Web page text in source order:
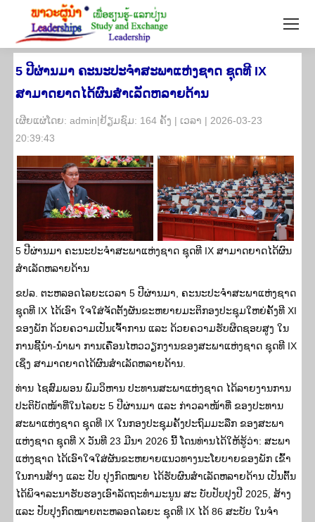
5 ປີຜ່ານມາ ຄະນະປະຈໍາສະພາແຫ່ງຊາດ ຊຸດທີ IX
ສາມາດຍາດໄດ້ຜົນສໍາເລັດຫລາຍດ້ານ
​ເຜີຍ​ແຜ່​ໂດຍ: admin|ຢ້ຽມ​ຊົມ: 164 ຄັ້ງ | ເວ​ລາ | 2026-03-23
20:39:43
5 ປີຜ່ານມາ ຄະນະປະຈໍາສະພາແຫ່ງຊາດ ຊຸດທີ IX ສາມາດຍາດໄດ້ຜົນ
ສໍາເລັດຫລາຍດ້ານ
ຂປລ. ຕະຫລອດໄລຍະເວລາ 5 ປີຜ່ານມາ, ຄະນະປະຈຳສະພາແຫ່ງຊາດ
ຊຸດທີ IX ໄດ້ເອົາ ໃຈໃສ່ຈັດຕັ້ງຜັນຂະຫຍາຍມະຕິກອງປະຊຸມໃຫຍ່ຄັ້ງທີ XI
ຂອງພັກ ດ້ວຍຄວາມເປັນເຈົ້າການ ແລະ ດ້ວຍຄວາມຮັບຜິດຊອບສູງ ໃນ
ການຊີ້ນໍາ-ນໍາພາ ການເຄື່ອນໄຫວວຽກງານຂອງສະພາແຫ່ງຊາດ ຊຸດທີ IX
ເຊິ່ງ ສາມາດຍາດໄດ້ຜົນສໍາເລັດຫລາຍດ້ານ.
ທ່ານ ໄຊສົມພອນ ພົມວິຫານ ປະທານສະພາແຫ່ງຊາດ ໄດ້ລາຍງານການ
ປະຕິບັດໜ້າທີ່ໃນໄລຍະ 5 ປີຜ່ານມາ ແລະ ກ່າວລາໜ້າທີ່ ຂອງປະທານ
ສະພາແຫ່ງຊາດ ຊຸດທີ IX ໃນກອງປະຊຸມຄັ້ງປະຖົມມະລືກ ຂອງສະພາ
ແຫ່ງຊາດ ຊຸດທີ X ວັນທີ 23 ມີນາ 2026 ນີ້ ໂດນທ່ານໄດ້ໃຫ້ຮູ້ວ່າ: ສະພາ
ແຫ່ງຊາດ ໄດ້ເອົາໃຈໃສ່ຜັນຂະຫຍາຍແນວທາງນະໂຍບາຍຂອງພັກ ເຂົ້າ
ໃນການສ້າງ ແລະ ປັບ ປຸງກົດໝາຍ ໄດ້ຮັບຜົນສໍາເລັດຫລາຍດ້ານ ເປັນຕົ້ນ
ໄດ້ພິຈາລະນາຮັບຮອງເອົາລັດຖະທຳມະນູນ ສະ ບັບປັບປຸງປີ 2025, ສ້າງ
ແລະ ປັບປຸງກົດໝາຍຕະຫລອດໄລຍະ ຊຸດທີ IX ໄດ້ 86 ສະບັບ ໃນຈໍາ